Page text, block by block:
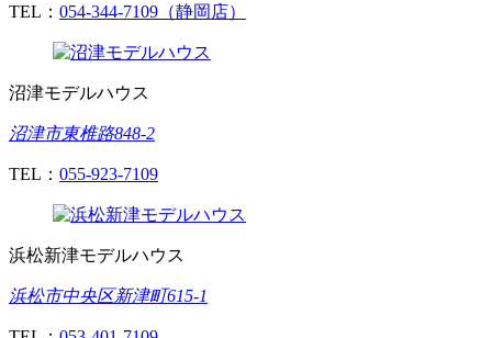
TEL： 054-344-7109（静岡店）
沼津モデルハウス
沼津市東椎路848-2
TEL： 055-923-7109
浜松新津モデルハウス
浜松市中央区新津町615-1